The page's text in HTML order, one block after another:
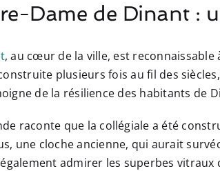
Dame de Dinant :
, au cœur de la ville, est
plusieurs fois au fil des
de la résilience des habitants de
raconte que la collégiale a été
une cloche ancienne, qui aurait
également admirer les superbes